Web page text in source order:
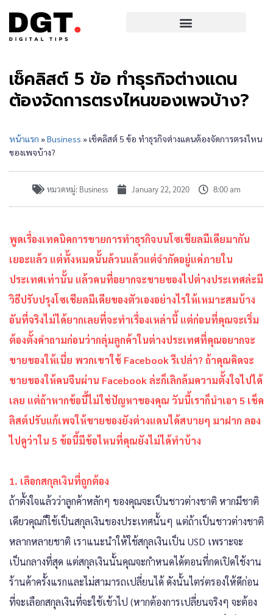
เช็คลิสต์ 5 ข้อ ทำธุรกิจต่างแดน
ต้องจัดการตรงไหนของเพจบ้าง?
หน้าแรก »Business »เช็คลิสต์ 5 ข้อ ทำธุรกิจต่างแดนต้องจัดการตรงไหน
ของเพจบ้าง?
หมวดหมู่: Business January 22, 2020 8:00 am
พูดเรื่องเทคนิคการขายการทำธุรกิจบนโซเชียลมีเดียมากัน
เยอะแล้ว แต่ทั้งหมดนั้นล้วนแล้วแต่จำกัดอยู่แค่ภายใน
ประเทศเท่านั้น แล้วคนที่อยากจะขายของไปต่างประเทศล่ะมี
วิธีปรับปรุงโซเชียลมีเดียของตัวเองอย่างไรให้เหมาะสมบ้าง
อันที่จริงไม่ได้ยากเลยที่จะทำเรื่องเหล่านี้ แต่ก่อนที่คุณจะเริ่ม
ต้องตั้งคำถามก่อนว่ากลุ่มลูกค้าในต่างประเทศที่คุณอยากจะ
ขายของให้เนี่ย พวกเขาใช้ Facebook รึเปล่า? ถ้าคุณคิดจะ
ขายของให้คนจีนผ่าน Facebook ล่ะก็เลิกล้มความตั้งใจไปได้
เลย แต่ถ้าหากข้อนี้ไม่ใช่ปัญหาของคุณ วันนี้เราก็นำเอา 5 เช็ค
ลิสต์ปรับแก้เพจให้ขายของยังต่างแดนได้สบายๆ มาฝาก ลอง
ไปดูว่าใน 5 ข้อนี้มีข้อไหนที่คุณยังไม่ได้ทำบ้าง
1. เลือกสกุลเงินที่ถูกต้อง
ถ้าตั้งใจแล้วว่าลูกค้าหลักๆ ของคุณจะเป็นชาวต่างชาติ หากมีชาติ
เดียวคุณก็ใช้เป็นสกุลเงินของประเทศนั้นๆ แต่ถ้าเป็นชาวต่างชาติ
หลากหลายชาติ เราแนะนำให้ใช้สกุลเงินเป็น USD เพราะจะ
เป็นกลางที่สุด แต่สกุลเงินนั้นคุณจะกำหนดได้ตอนที่กดเปิดใช้งาน
ร้านค้าครั้งแรกและไม่สามารถเปลี่ยนได้ ดังนั้นไตร่ตรองให้ดีก่อน
ที่จะเลือกสกุลเงินที่จะใช้เข้าไป (หากต้องการเปลี่ยนจริงๆ จะต้อง